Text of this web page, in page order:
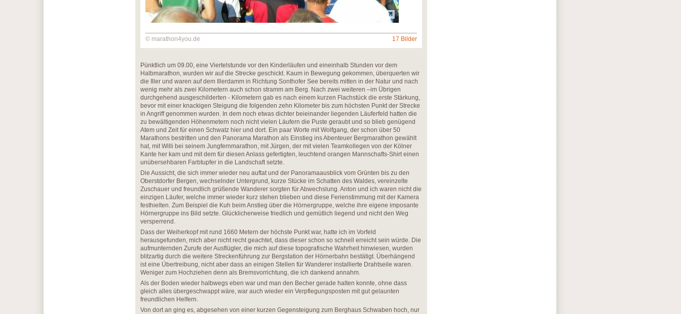
© marathon4you.de 17 Bilder
Pünktlich um 09.00, eine Viertelstunde vor den Kinderläufen und eineinhalb Stunden vor dem
Halbmarathon, wurden wir auf die Strecke geschickt. Kaum in Bewegung gekommen, überquerten wir
die Iller und waren auf dem Illerdamm in Richtung Sonthofer See bereits mitten in der Natur und nach
wenig mehr als zwei Kilometern auch schon stramm am Berg. Nach zwei weiteren –im Übrigen
durchgehend ausgeschilderten - Kilometern gab es nach einem kurzen Flachstück die erste Stärkung,
bevor mit einer knackigen Steigung die folgenden zehn Kilometer bis zum höchsten Punkt der Strecke
in Angriff genommen wurden. In dem noch etwas dichter beieinander liegenden Läuferfeld hatten die
zu bewältigenden Höhenmetern noch nicht vielen Läufern die Puste geraubt und so blieb genügend
Atem und Zeit für einen Schwatz hier und dort. Ein paar Worte mit Wolfgang, der schon über 50
Marathons bestritten und den Panorama Marathon als Einstieg ins Abenteuer Bergmarathon gewählt
hat, mit Willi bei seinem Jungfernmarathon, mit Jürgen, der mit vielen Teamkollegen von der Kölner
Kante her kam und mit dem für diesen Anlass gefertigten, leuchtend orangen Mannschafts-Shirt einen
unübersehbaren Farbtupfer in die Landschaft setzte.
Die Aussicht, die sich immer wieder neu auftat und der Panoramaausblick vom Grünten bis zu den
Oberstdorfer Bergen, wechselnder Untergrund, kurze Stücke im Schatten des Waldes, vereinzelte
Zuschauer und freundlich grüßende Wanderer sorgten für Abwechslung. Anton und ich waren nicht die
einzigen Läufer, welche immer wieder kurz stehen blieben und diese Ferienstimmung mit der Kamera
festhielten. Zum Beispiel die Kuh beim Anstieg über die Hörnergruppe, welche ihre eigene imposante
Hörnergruppe ins Bild setzte. Glücklicherweise friedlich und gemütlich liegend und nicht den Weg
versperrend.
Dass der Weiherkopf mit rund 1660 Metern der höchste Punkt war, hatte ich im Vorfeld
herausgefunden, mich aber nicht recht geachtet, dass dieser schon so schnell erreicht sein würde. Die
aufmunternden Zurufe der Ausflügler, die mich auf diese topografische Wahrheit hinwiesen, wurden
blitzartig durch die weitere Streckenführung zur Bergstation der Hörnerbahn bestätigt. Überhängend
ist eine Übertreibung, nicht aber dass an einigen Stellen für Wanderer installierte Drahtseile waren.
Weniger zum Hochziehen denn als Bremsvorrichtung, die ich dankend annahm.
Als der Boden wieder halbwegs eben war und man den Becher gerade halten konnte, ohne dass
gleich alles übergeschwappt wäre, war auch wieder ein Verpflegungsposten mit gut gelaunten
freundlichen Helfern.
Von dort an ging es, abgesehen von einer kurzen Gegensteigung zum Berghaus Schwaben hoch, nur